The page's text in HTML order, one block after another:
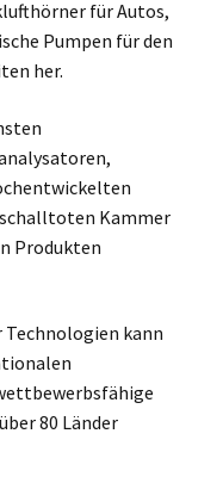
für Autos,
Pumpen für den
her.
Kammer
Produkten
kann
80 Länder